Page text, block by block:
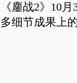
战2》10月
细节成果上